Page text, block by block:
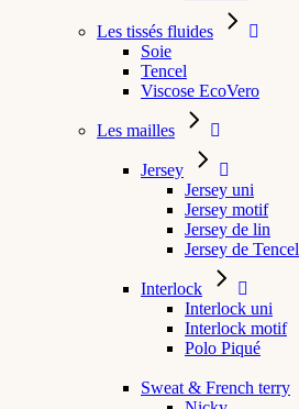
Les tissés fluides
Soie
Tencel
Viscose EcoVero
Les mailles
Jersey
Jersey uni
Jersey motif
Jersey de lin
Jersey de Tencel
Interlock
Interlock uni
Interlock motif
Polo Piqué
Sweat & French terry